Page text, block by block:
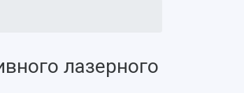
лазерного